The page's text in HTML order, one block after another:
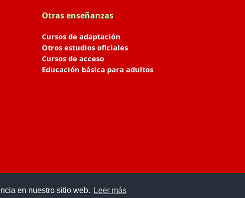
en nuestro sitio web. Leer más
Otras enseñanzas
Cursos de adaptación
Otros estudios oficiales
Cursos de acceso
Educación básica para adultos